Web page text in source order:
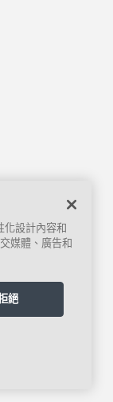
化設計內容和
媒體、廣告和
絕